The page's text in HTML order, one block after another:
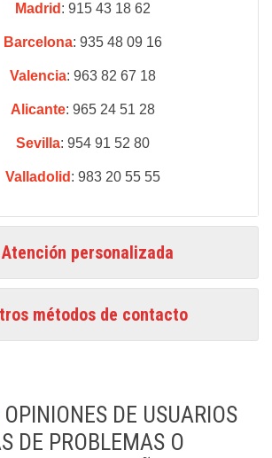
Madrid : 915 43 18 62
Barcelona: 935 48 09 16
Valencia: 963 82 67 18
Alicante: 965 24 51 28
Sevilla: 954 91 52 80
Valladolid : 983 20 55 55
Atención personalizada
métodos de contacto
OPINIONES DE USUARIOS
DE PROBLEMAS O